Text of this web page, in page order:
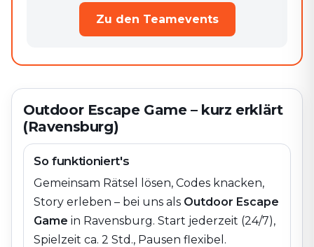
Zu den Teamevents
Outdoor Escape Game – kurz erklärt
(Ravensburg)
So funktioniert's
Gemeinsam Rätsel lösen, Codes knacken,
Story erleben – bei uns als Outdoor Escape
Game in Ravensburg. Start jederzeit (24/7),
Spielzeit ca. 2 Std., Pausen flexibel.